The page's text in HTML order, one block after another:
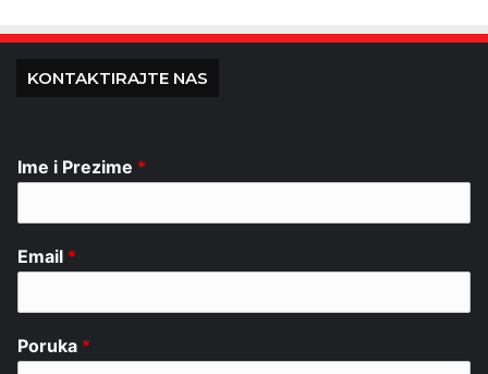
KONTAKTIRAJTE NAS
Ime i Prezime *
Email *
Poruka *